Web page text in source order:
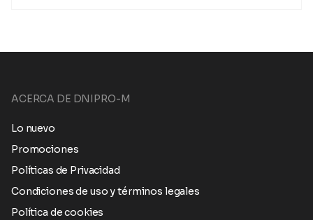
ACERCA DE DNIPRO-M
Lo nuevo
Promociones
Políticas de Privacidad
Condiciones de uso y términos legales
Política de cookies